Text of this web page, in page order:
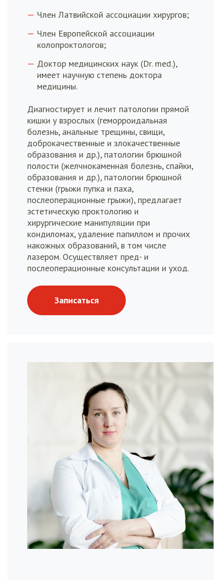
Член Латвийской ассоциации хирургов;
Член Европейской ассоциации
колопроктологов;
Доктор медицинских наук (Dr. med.),
имеет научную степень доктора
медицины.
Диагностирует и лечит патологии прямой
кишки у взрослых (геморроидальная
болезнь, анальные трещины, свищи,
доброкачественные и злокачественные
образования и др.), патологии брюшной
полости (желчнокаменная болезнь, спайки,
образования и др.), патологии брюшной
стенки (грыжи пупка и паха,
послеоперационные грыжи), предлагает
эстетическую проктологию и
хирургические манипуляции при
кондиломах, удаление папиллом и прочих
накожных образований, в том числе
лазером. Осуществляет пред- и
послеоперационные консультации и уход.
Записаться